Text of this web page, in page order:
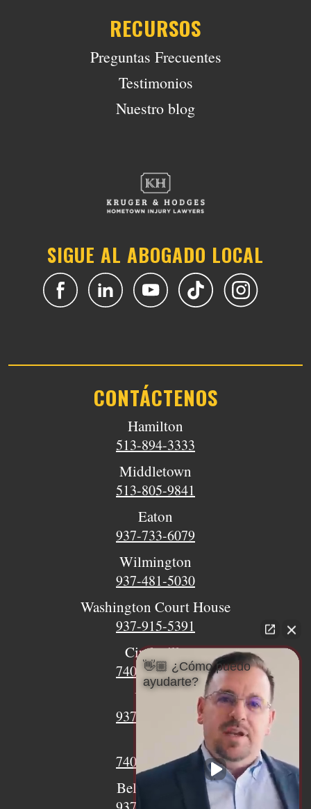
RECURSOS
Preguntas Frecuentes
Testimonios
Nuestro blog
SIGUE AL ABOGADO LOCAL
CONTÁCTENOS
Hamilton
513-894-3333
Middletown
513-805-9841
Eaton
937-733-6079
Wilmington
937-481-5030
Washington Court House
937-915-5391
Circleville
740-620-9018
Urbana
937-770-8932
740-497-4233
Bellefontaine
👋🏼 ¿Cómo puedo
ayudarte?